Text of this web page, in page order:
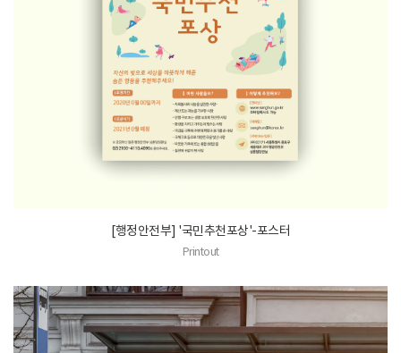
[행정안전부] '국민추천포상'-포스터
Printout